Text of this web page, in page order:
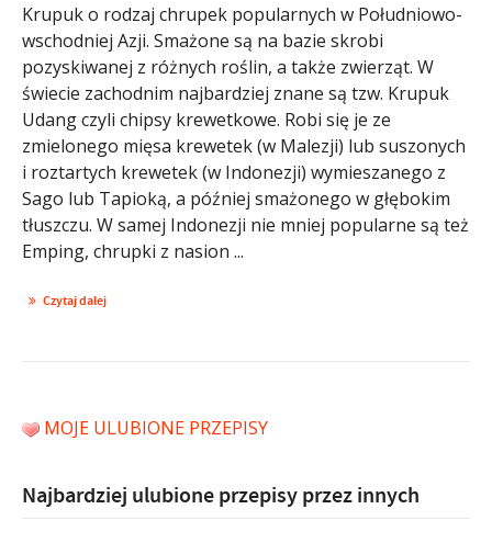
Krupuk o rodzaj chrupek popularnych w Południowo-
wschodniej Azji. Smażone są na bazie skrobi
pozyskiwanej z różnych roślin, a także zwierząt. W
świecie zachodnim najbardziej znane są tzw. Krupuk
Udang czyli chipsy krewetkowe. Robi się je ze
zmielonego mięsa krewetek (w Malezji) lub suszonych
i roztartych krewetek (w Indonezji) wymieszanego z
Sago lub Tapioką, a później smażonego w głębokim
tłuszczu. W samej Indonezji nie mniej popularne są też
Emping, chrupki z nasion ...
Czytaj dalej
MOJE ULUBIONE PRZEPISY
Najbardziej ulubione przepisy przez innych